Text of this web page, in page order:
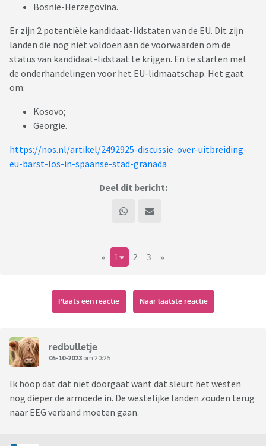
Bosnië-Herzegovina.
Er zijn 2 potentiële kandidaat-lidstaten van de EU. Dit zijn
landen die nog niet voldoen aan de voorwaarden om de
status van kandidaat-lidstaat te krijgen. En te starten met
de onderhandelingen voor het EU-lidmaatschap. Het gaat
om:
Kosovo;
Georgië.
https://nos.nl/artikel/2492925-discussie-over-uitbreiding-
eu-barst-los-in-spaanse-stad-granada
Deel dit bericht:
« 1 2 3 »
Plaats een reactie Naar laatste reactie
redbulletje
05-10-2023 om 20:25
Ik hoop dat dat niet doorgaat want dat sleurt het westen
nog dieper de armoede in. De westelijke landen zouden terug
naar EEG verband moeten gaan.